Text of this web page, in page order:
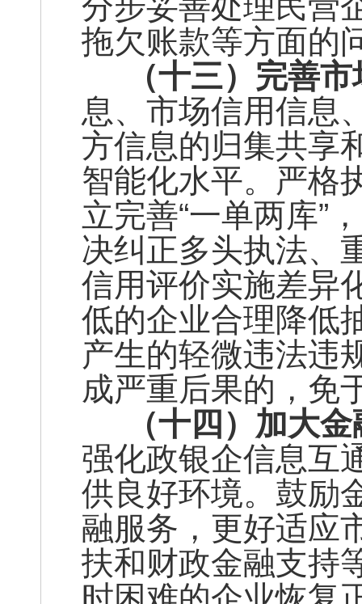
拖欠账款等方面的
（十三）完善市
息、市场信用信息
方信息的归集共享
智能化水平。严格
立完善“一单两库”
决纠正多头执法、
信用评价实施差异
低的企业合理降低
产生的轻微违法违
成严重后果的，免
（十四）加大金
强化政银企信息互
供良好环境。鼓励
融服务，更好适应
扶和财政金融支持